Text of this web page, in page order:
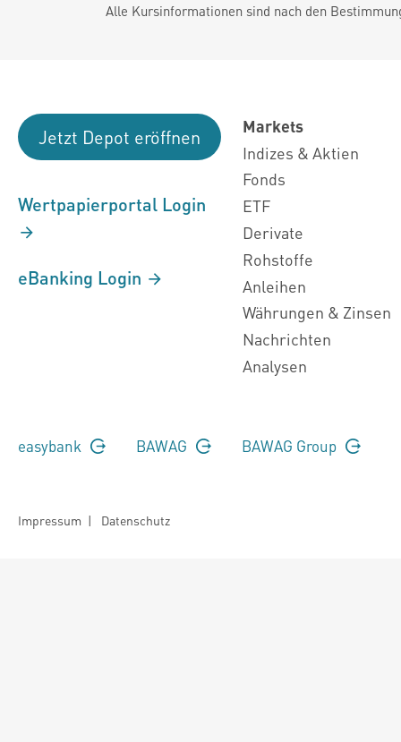
Alle Kursinformationen sind nach den
Jetzt Depot eröffnen
Wertpapierportal Login
eBanking Login
Markets
Indizes & Aktien
Fonds
ETF
Derivate
Rohstoffe
Anleihen
Währungen & Zinsen
Nachrichten
Analysen
easybank BAWAG BAWAG Group
Impressum | Datenschutz